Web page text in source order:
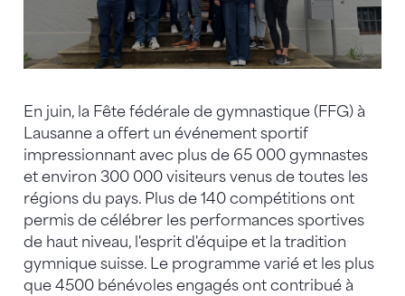
En juin, la Fête fédérale de gymnastique (FFG) à
Lausanne a offert un événement sportif
impressionnant avec plus de 65 000 gymnastes
et environ 300 000 visiteurs venus de toutes les
régions du pays. Plus de 140 compétitions ont
permis de célébrer les performances sportives
de haut niveau, l'esprit d'équipe et la tradition
gymnique suisse. Le programme varié et les plus
que 4500 bénévoles engagés ont contribué à